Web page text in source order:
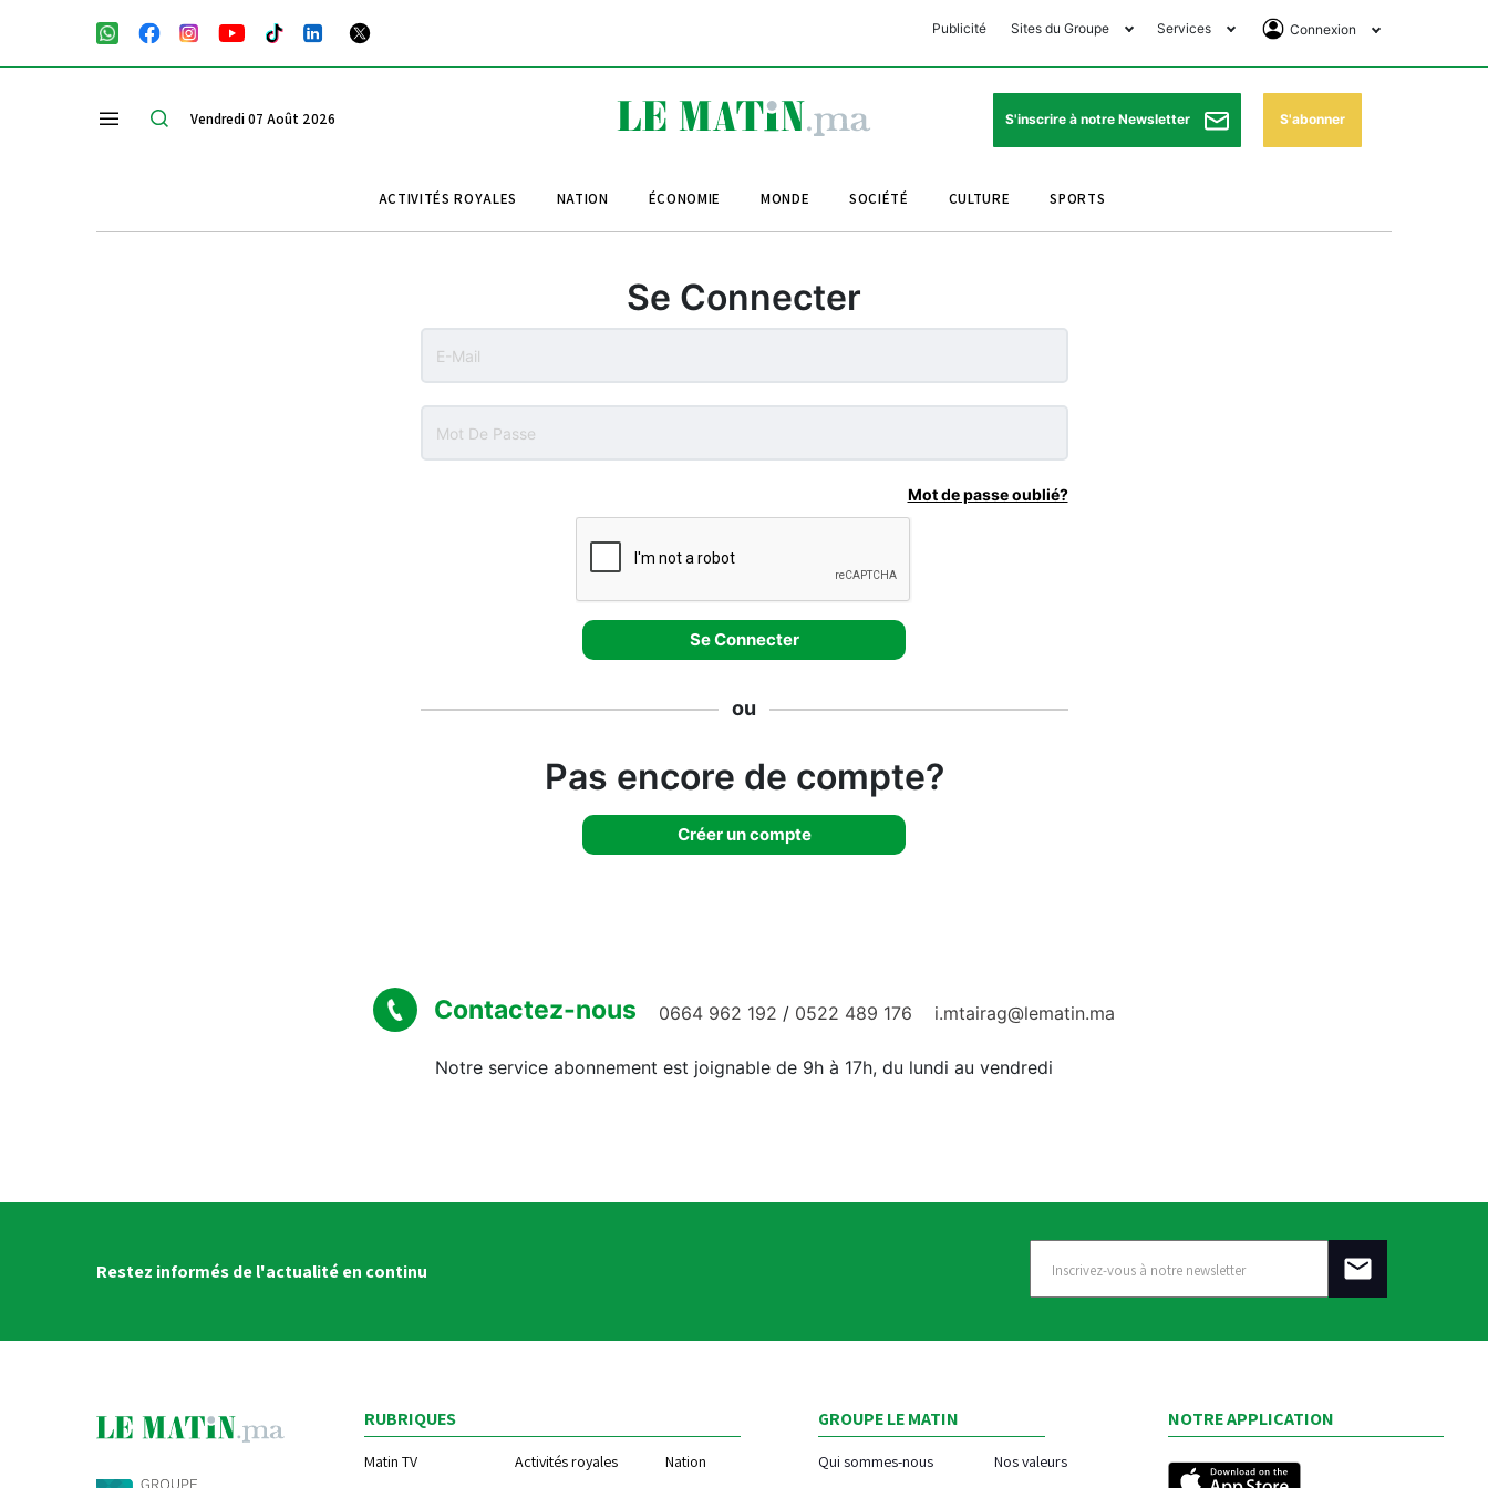
Publicité Sites du Groupe
Club Avantages
Le Matin Sports
Le Matin Store
Services
Horaires de prières
Pharmacies de garde
Programme TV
Connexion
Se Connecter
Abonnement
Vendredi 07 Août 2026 S'inscrire à notre Newsletter S'abonner
ACTIVITÉS ROYALES NATION ÉCONOMIE MONDE SOCIÉTÉ CULTURE SPORTS
Se Connecter
Mot de passe oublié?
ou
Pas encore de compte?
Créer un compte
Contactez-nous 0664 962 192 / 0522 489 176 i.mtairag@lematin.ma
Notre service abonnement est joignable de 9h à 17h, du lundi au vendredi
Restez informés de l'actualité en continu
RUBRIQUES
Matin TV Activités royales
Nation
GROUPE LE MATIN
Qui sommes-nous Nos valeurs
NOTRE APPLICATION